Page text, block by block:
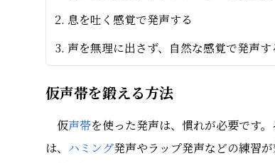
息を吐く感覚で発声する
声を無理に出さず、自然な感覚で発声す
仮声帯を鍛える方法
仮声帯を使った発声は、慣れが必要です
は、 ハミング発声やラップ発声などの練習